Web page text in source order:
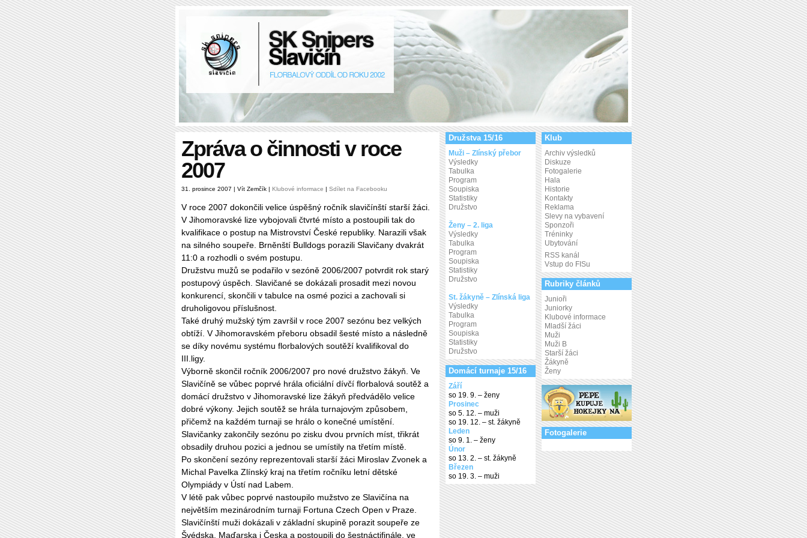
Zpráva o činnosti v roce
2007
31. prosince 2007 | Vít Zemčík | Klubové informace | Sdílet na Facebooku
V roce 2007 dokončili velice úspěšný ročník slavičínští starší žáci.
V Jihomoravské lize vybojovali čtvrté místo a postoupili tak do
kvalifikace o postup na Mistrovství České republiky. Narazili však
na silného soupeře. Brněnští Bulldogs porazili Slavičany dvakrát
11:0 a rozhodli o svém postupu.
Družstvu mužů se podařilo v sezóně 2006/2007 potvrdit rok starý
postupový úspěch. Slavičané se dokázali prosadit mezi novou
konkurencí, skončili v tabulce na osmé pozici a zachovali si
druholigovou příslušnost.
Také druhý mužský tým završil v roce 2007 sezónu bez velkých
obtíží. V Jihomoravském přeboru obsadil šesté místo a následně
se díky novému systému florbalových soutěží kvalifikoval do
III.ligy.
Výborně skončil ročník 2006/2007 pro nové družstvo žákyň. Ve
Slavičíně se vůbec poprvé hrála oficiální dívčí florbalová soutěž a
domácí družstvo v Jihomoravské lize žákyň předvádělo velice
dobré výkony. Jejich soutěž se hrála turnajovým způsobem,
přičemž na každém turnaji se hrálo o konečné umístění.
Slavičanky zakončily sezónu po zisku dvou prvních míst, třikrát
obsadily druhou pozici a jednou se umístily na třetím místě.
Po skončení sezóny reprezentovali starší žáci Miroslav Zvonek a
Michal Pavelka Zlínský kraj na třetím ročníku letní dětské
Olympiády v Ústí nad Labem.
V létě pak vůbec poprvé nastoupilo mužstvo ze Slavičína na
největším mezinárodním turnaji Fortuna Czech Open v Praze.
Slavičínští muži dokázali v základní skupině porazit soupeře ze
Švédska, Maďarska i Česka a postoupili do šestnáctifinále, ve
Družstva 15/16
Muži – Zlínský přebor
Výsledky
Tabulka
Program
Soupiska
Statistiky
Družstvo
Ženy – 2. liga
Výsledky
Tabulka
Program
Soupiska
Statistiky
Družstvo
St. žákyně – Zlínská liga
Výsledky
Tabulka
Program
Soupiska
Statistiky
Družstvo
Domácí turnaje 15/16
Září
so 19. 9. – ženy
Prosinec
so 5. 12. – muži
so 19. 12. – st. žákyně
Leden
so 9. 1. – ženy
Únor
so 13. 2. – st. žákyně
Březen
so 19. 3. – muži
Klub
Archiv výsledků
Diskuze
Fotogalerie
Hala
Historie
Kontakty
Reklama
Slevy na vybavení
Sponzoři
Tréninky
Ubytování
RSS kanál
Vstup do FISu
Rubriky článků
Junioři
Juniorky
Klubové informace
Mladší žáci
Muži
Muži B
Starší žáci
Žákyně
Ženy
Fotogalerie